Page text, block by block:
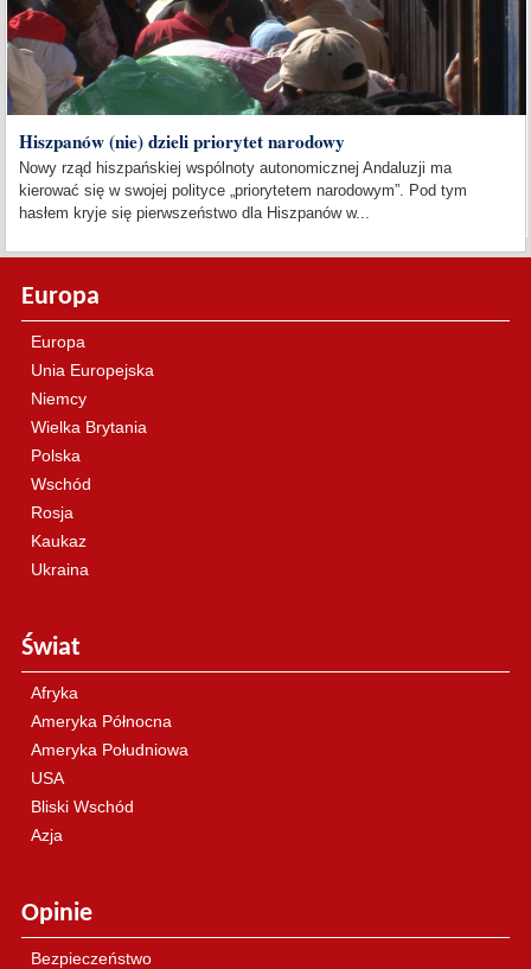
Hiszpanów (nie) dzieli priorytet narodowy
Nowy rząd hiszpańskiej wspólnoty autonomicznej Andaluzji ma
kierować się w swojej polityce „priorytetem narodowym”. Pod tym
hasłem kryje się pierwszeństwo dla Hiszpanów w...
Europa
Europa
Unia Europejska
Niemcy
Wielka Brytania
Polska
Wschód
Rosja
Kaukaz
Ukraina
Świat
Afryka
Ameryka Północna
Ameryka Południowa
USA
Bliski Wschód
Azja
Opinie
Bezpieczeństwo